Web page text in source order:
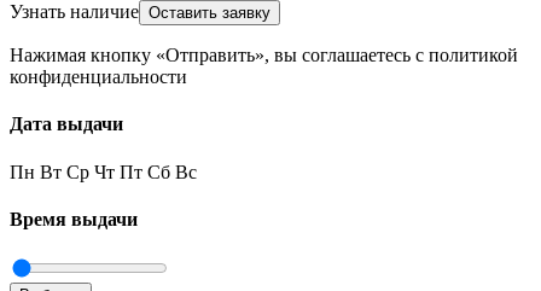
Узнать наличие
Нажимая кнопку «Отправить», вы соглашаетесь с политикой
конфиденциальности
Дата выдачи
Пн Вт Ср Чт Пт Сб Вс
Время выдачи